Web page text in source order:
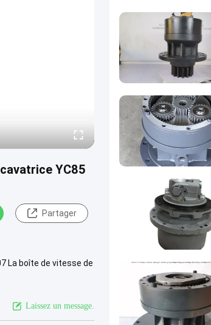
YC85
Partager
La boîte de vitesse de
Laissez un message.